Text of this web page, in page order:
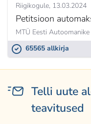
Riigikogule 13.03.2024
Petitsioon
MTÜ Eesti Autoomanike
65565 allkirja
Telli uute
teavitused